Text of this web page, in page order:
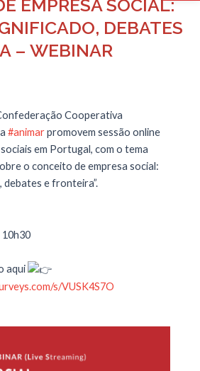
EMPRESA SOCIAL:
DEBATES
– WEBINAR
Cooperativa
#animarpromovem sessão online
em Portugal, com o tema
o conceito de empresa social:
debates e fronteira”.
10h30
aqui
s/VUSK4S7O